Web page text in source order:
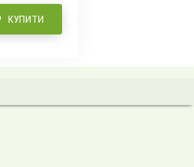
КУПИТИ